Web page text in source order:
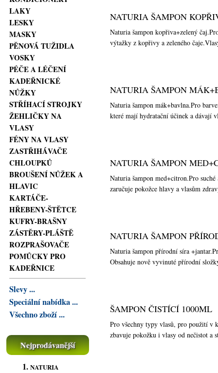
LAKY
LESKY
MASKY
PĚNOVÁ TUŽIDLA
VOSKY
PÉČE A LÉČENÍ
KADEŘNICKÉ
NŮŽKY
STŘÍHACÍ STROJKY
ŽEHLIČKY NA
VLASY
FÉNY NA VLASY
ZASTŘIHÁVAČE
CHLOUPKŮ
BROUŠENÍ NŮŽEK A
HLAVIC
KARTÁČE-
HŘEBENY-ŠTĚTCE
KUFRY-BRAŠNY
ZÁSTĚRY-PLÁŠTĚ
ROZPRAŠOVAČE
POMŮCKY PRO
KADEŘNICE
Slevy ...
Speciální nabídka ...
Všechno zboží ...
Nejprodávanější
NATURIA
NATURIA ŠAMPON
Naturia šampon kopřiva+zelený
výtažky z kopřivy a zeleného
NATURIA ŠAMPON
Naturia šampon mák+bavlna.Pro
které mají hydratační účinek a dávají
NATURIA ŠAMPON
Naturia šampon med+citron.Pro
zaručuje pokožce hlavy a vlasům
NATURIA ŠAMPON
Naturia šampon přírodní síra
Obsahuje nově vyvinuté přírodní
ŠAMPON ČISTÍCÍ 1000ML
Pro všechny typy vlasů, pro použití v
zbavuje pokožku i vlasy od nečistot a